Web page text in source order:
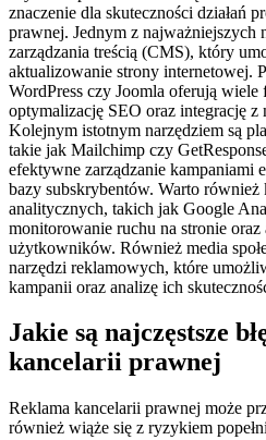
znaczenie dla skuteczności działań
prawnej. Jednym z najważniejszych
zarządzania treścią (CMS), który
aktualizowanie strony internetowej.
WordPress czy Joomla oferują wiele
optymalizację SEO oraz integrację z
Kolejnym istotnym narzędziem są
takie jak Mailchimp czy
efektywne zarządzanie kampaniami
bazy subskrybentów. Warto również
analitycznych, takich jak Google
monitorowanie ruchu na stronie oraz
użytkowników. Również media
narzędzi reklamowych, które
kampanii oraz analizę ich
Jakie są najczęstsze
kancelarii prawnej
Reklama kancelarii prawnej może
również wiąże się z ryzykiem